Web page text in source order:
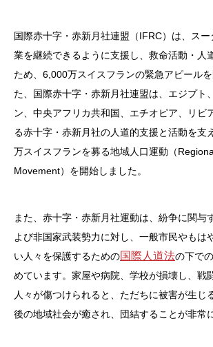
国際赤十字・赤新月社連盟（IFRC）は、ス
業を継続できるように支援し、救命活動・人
ため、6,000万スイスフランの緊急アピール
た、国際赤十字・赤新月社連盟は、エジプト
ン、中央アフリカ共和国、エチオピア、リビ
る赤十字・赤新月社の人道的支援と活動を支
万スイスフランを募る地域人口運動（
Movement）を開始しました。
また、赤十字・赤新月社運動は、紛争に関与
よび非国家武装勢力に対し、一般市民やもは
い人々を保護するための国際人道法の下で
めています。家屋や病院、学校が損壊し、戦
人々が傷つけられると、ただちに被害が生じ
後の地域社会が癒され、団結することが非常